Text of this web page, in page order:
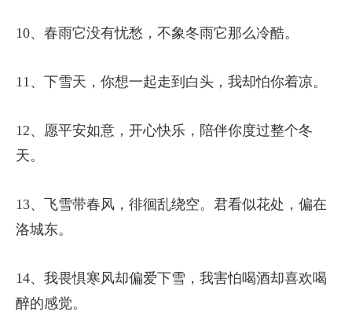
10、春雨它没有忧愁，不象冬雨它那么冷酷。
11、下雪天，你想一起走到白头，我却怕你着凉。
12、愿平安如意，开心快乐，陪伴你度过整个冬
天。
13、飞雪带春风，徘徊乱绕空。君看似花处，偏在
洛城东。
14、我畏惧寒风却偏爱下雪，我害怕喝酒却喜欢喝
醉的感觉。